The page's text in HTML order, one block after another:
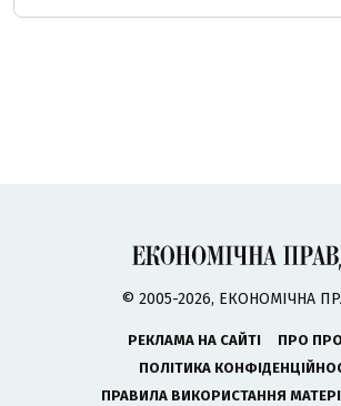
© 2005-2026, ЕКОНОМІЧНА
РЕКЛАМА НА САЙТІ
ПРО
ПОЛІТИКА
ПРАВИЛА ВИКОРИСТАННЯ